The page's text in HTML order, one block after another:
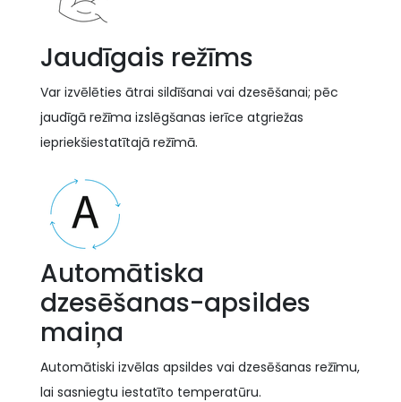
Jaudīgais režīms
Var izvēlēties ātrai sildīšanai vai dzesēšanai; pēc
jaudīgā režīma izslēgšanas ierīce atgriežas
iepriekšiestatītajā režīmā.
Automātiska
dzesēšanas-apsildes
maiņa
Automātiski izvēlas apsildes vai dzesēšanas režīmu,
lai sasniegtu iestatīto temperatūru.